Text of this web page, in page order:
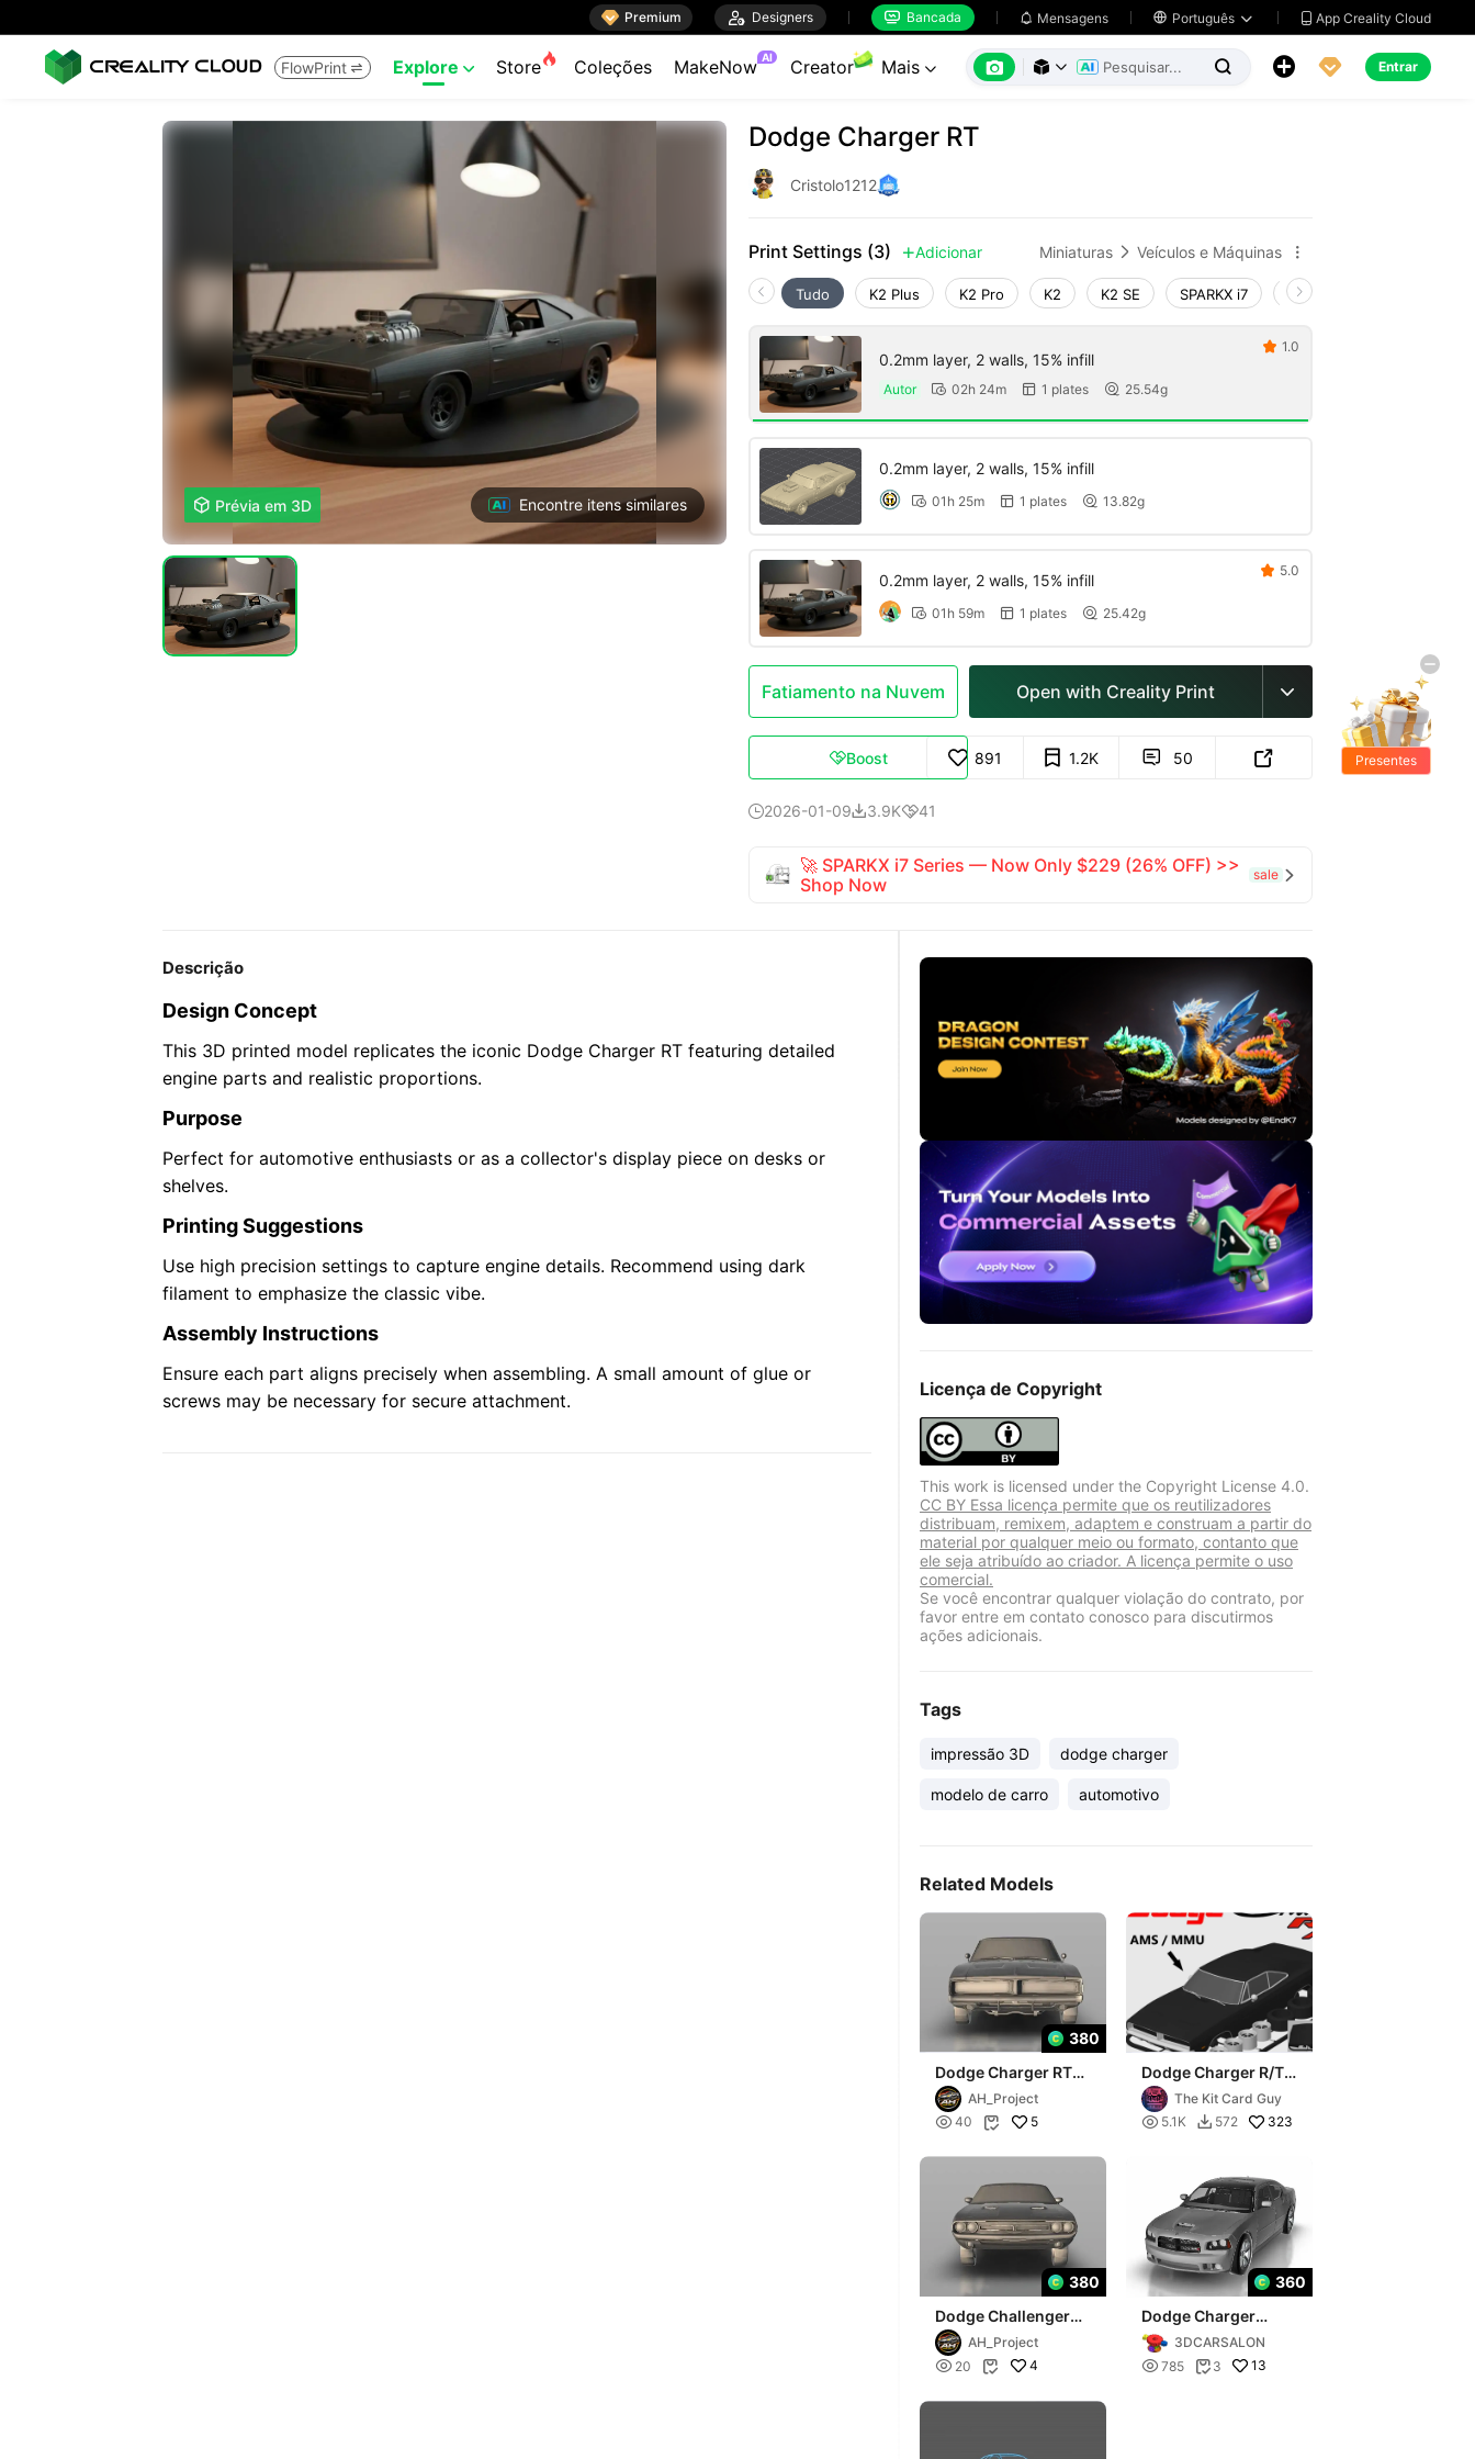
 Premium  Designers  Bancada  Mensagens  Português   App Creality Cloud
FlowPrint  Explore  Store Coleções MakeNow AI Creator Mais        Entrar
 Prévia em 3D Encontre itens similares
Dodge Charger RT
Cristolo1212
Print Settings (3) Adicionar Miniaturas  Veículos e Máquinas 
Tudo K2 Plus K2 Pro K2 K2 SE SPARKX i7 Creality Hi
0.2mm layer, 2 walls, 15% infill
Autor  02h 24m  1 plates  25.54g
 1.0
0.2mm layer, 2 walls, 15% infill
 01h 25m  1 plates  13.82g
0.2mm layer, 2 walls, 15% infill
 01h 59m  1 plates  25.42g
 5.0
Fatiamento na Nuvem Open with Creality Print 
Boost 891 1.2K  50 
2026-01-093.9K41
🚀 SPARKX i7 Series — Now Only $229 (26% OFF) >>
Shop Now
sale 
Descrição
Design Concept
This 3D printed model replicates the iconic Dodge Charger RT featuring detailed
engine parts and realistic proportions.
Purpose
Perfect for automotive enthusiasts or as a collector's display piece on desks or
shelves.
Printing Suggestions
Use high precision settings to capture engine details. Recommend using dark
filament to emphasize the classic vibe.
Assembly Instructions
Ensure each part aligns precisely when assembling. A small amount of glue or
screws may be necessary for secure attachment.
Licença de Copyright
This work is licensed under the Copyright License 4.0.
CC BY Essa licença permite que os reutilizadores
distribuam, remixem, adaptem e construam a partir do
material por qualquer meio ou formato, contanto que
ele seja atribuído ao criador. A licença permite o uso
comercial.
Se você encontrar qualquer violação do contrato, por
favor entre em contato conosco para discutirmos
ações adicionais.
Tags
impressão 3D dodge charger
modelo de carro automotivo
Related Models
380
Dodge Charger RT
1969AH_Project
 40  5
Dodge Charger R/T
Kit CardThe Kit Card Guy
 5.1K  572 323
380
Dodge Challenger
RT 1971AH_Project
 20  4
360
Dodge Charger
SRT83DCARSALON
 785  3 13
Presentes